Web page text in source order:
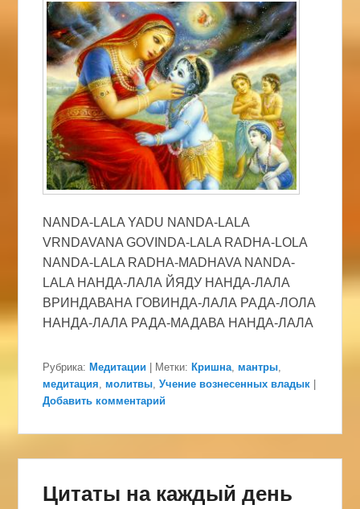
NANDA-LALA YADU NANDA-LALA
VRNDAVANA GOVINDA-LALA RADHA-LOLA
NANDA-LALA RADHA-MADHAVA NANDA-
LALA НАНДА-ЛАЛА ЙЯДУ НАНДА-ЛАЛА
ВРИНДАВАНА ГОВИНДА-ЛАЛА РАДА-ЛОЛА
НАНДА-ЛАЛА РАДА-МАДАВА НАНДА-ЛАЛА
Рубрика: Медитации | Метки: Кришна мантры
медитация
молитвы ,Учение вознесенных владык |
Добавить комментарий
Цитаты на каждый день